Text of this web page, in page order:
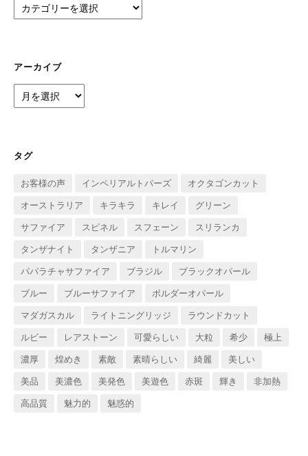
テ
ー
アーカイブ
ー
ブ
タグ
お客様の声 インペリアルトパーズ
オクタゴンカット
オーストラリア
キラキラ キレイ
グリーン
サファイア
スピネル スフェーン
スリランカ
タンザナイト
タンザニア
トルマリン
パパラチャサファイア
ブラジル
ブラックオパール
ブルー
ブルーサファイア
ボルダーオパール
マダガスカル
ライトニングリッジ
ラウンドカット
ルビー
レアストーン 可愛らしい 大粒 希少
極上
濃厚
煌めき 素敵 素晴らしい 綺麗
美しい
美品
美濃色 美発色 美遊色 赤斑 輝き
非加熱
高品質
魅力的 魅惑的